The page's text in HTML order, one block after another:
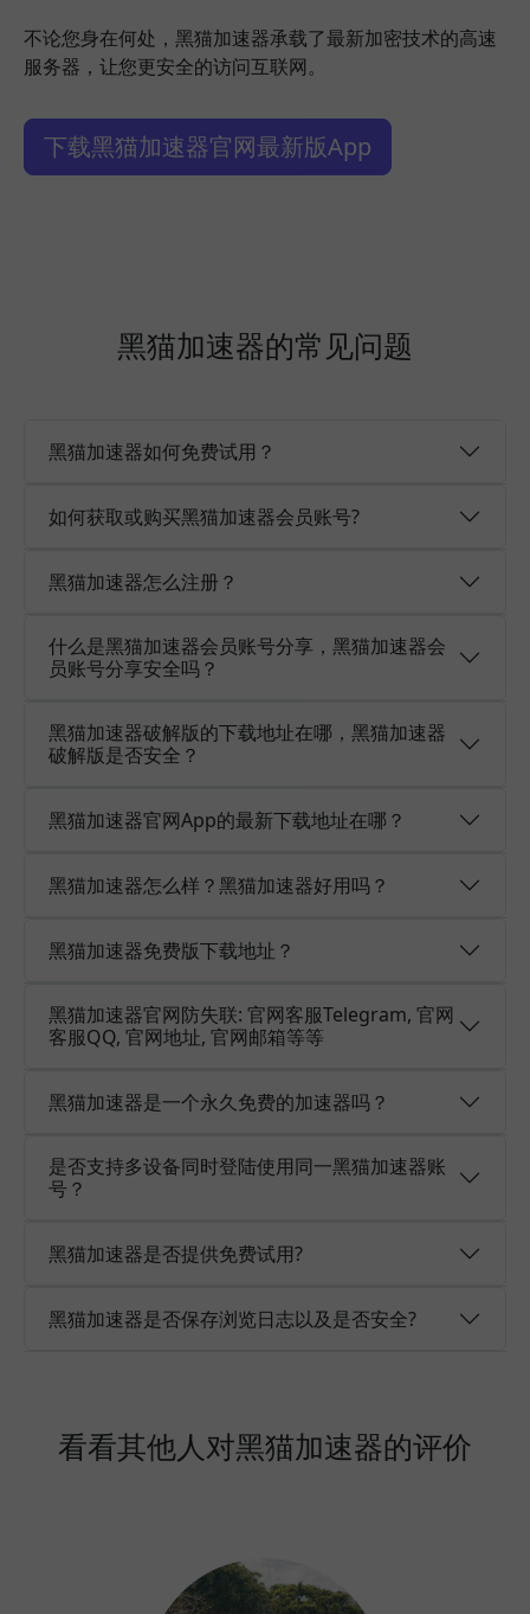
不论您身在何处，黑猫加速器承载了最新加密技术的高速
服务器，让您更安全的访问互联网。
下载黑猫加速器官网最新版App
黑猫加速器的常见问题
黑猫加速器如何免费试用？
如何获取或购买黑猫加速器会员账号?
黑猫加速器怎么注册？
什么是黑猫加速器会员账号分享，黑猫加速器会
员账号分享安全吗？
黑猫加速器破解版的下载地址在哪，黑猫加速器
破解版是否安全？
黑猫加速器官网App的最新下载地址在哪？
黑猫加速器怎么样？黑猫加速器好用吗？
黑猫加速器免费版下载地址？
黑猫加速器官网防失联: 官网客服Telegram, 官网
客服QQ, 官网地址, 官网邮箱等等
黑猫加速器是一个永久免费的加速器吗？
是否支持多设备同时登陆使用同一黑猫加速器账
号？
黑猫加速器是否提供免费试用?
黑猫加速器是否保存浏览日志以及是否安全?
看看其他人对黑猫加速器的评价